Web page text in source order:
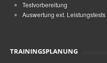
Testvorbereitung
Auswertung ext. Leistungstests
TRAININGSPLANUNG